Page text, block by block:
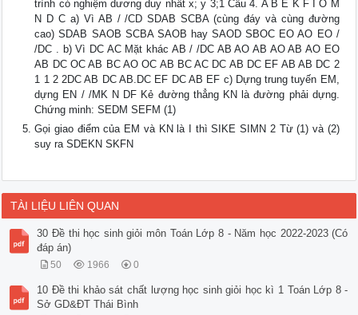
trình có nghiệm dương duy nhất x; y 3;1 Câu 4. A B E K F I O M
N D C a) Vì AB / /CD SDAB SCBA (cùng đáy và cùng đường
cao) SDAB SAOB SCBA SAOB hay SAOD SBOC EO AO EO /
/DC . b) Vì DC AC Mặt khác AB / /DC AB AO AB AO AB AO EO
AB DC OC AB BC AO OC AB BC AC DC AB DC EF AB AB DC 2
1 1 2 2DC AB DC AB.DC EF DC AB EF c) Dựng trung tuyến EM,
dựng EN / /MK N DF Kẻ đường thẳng KN là đường phải dựng.
Chứng minh: SEDM SEFM (1)
Gọi giao điểm của EM và KN là I thì SIKE SIMN 2 Từ (1) và (2)
suy ra SDEKN SKFN
TÀI LIỆU LIÊN QUAN
30 Đề thi học sinh giỏi môn Toán Lớp 8 - Năm học 2022-2023 (Có
đáp án)
50 1966 0
10 Đề thi khảo sát chất lượng học sinh giỏi học kì 1 Toán Lớp 8 -
Sở GD&ĐT Thái Bình